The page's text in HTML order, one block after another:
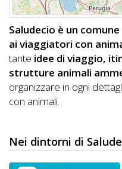
DOG
CHIEDI
CODICE
SCONTO
Video
Tutorial
Saludecio è un
ai viaggiatori con
tante idee di viaggio,
strutture animali
organizzare in ogni
con animali.
Nei dintorni di